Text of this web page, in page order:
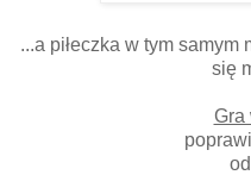
...a piłeczka w tym
się
Gra